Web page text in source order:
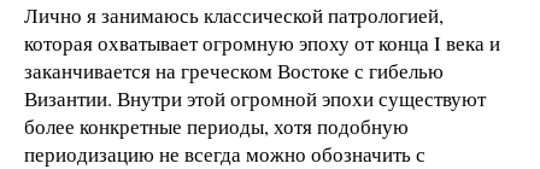
Лично я занимаюсь классической патрологией,
которая охватывает огромную эпоху от конца I века и
заканчивается на греческом Востоке с гибелью
Византии. Внутри этой огромной эпохи существуют
более конкретные периоды, хотя подобную
периодизацию не всегда можно обозначить с